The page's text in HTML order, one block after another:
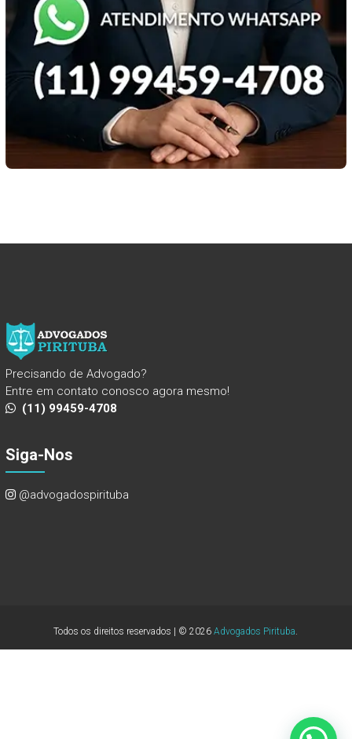
Precisando de Advogado?
Entre em contato conosco agora mesmo!
(11) 99459-4708
Siga-Nos
@advogadospirituba
Todos os direitos reservados | © 2026Advogados Pirituba.